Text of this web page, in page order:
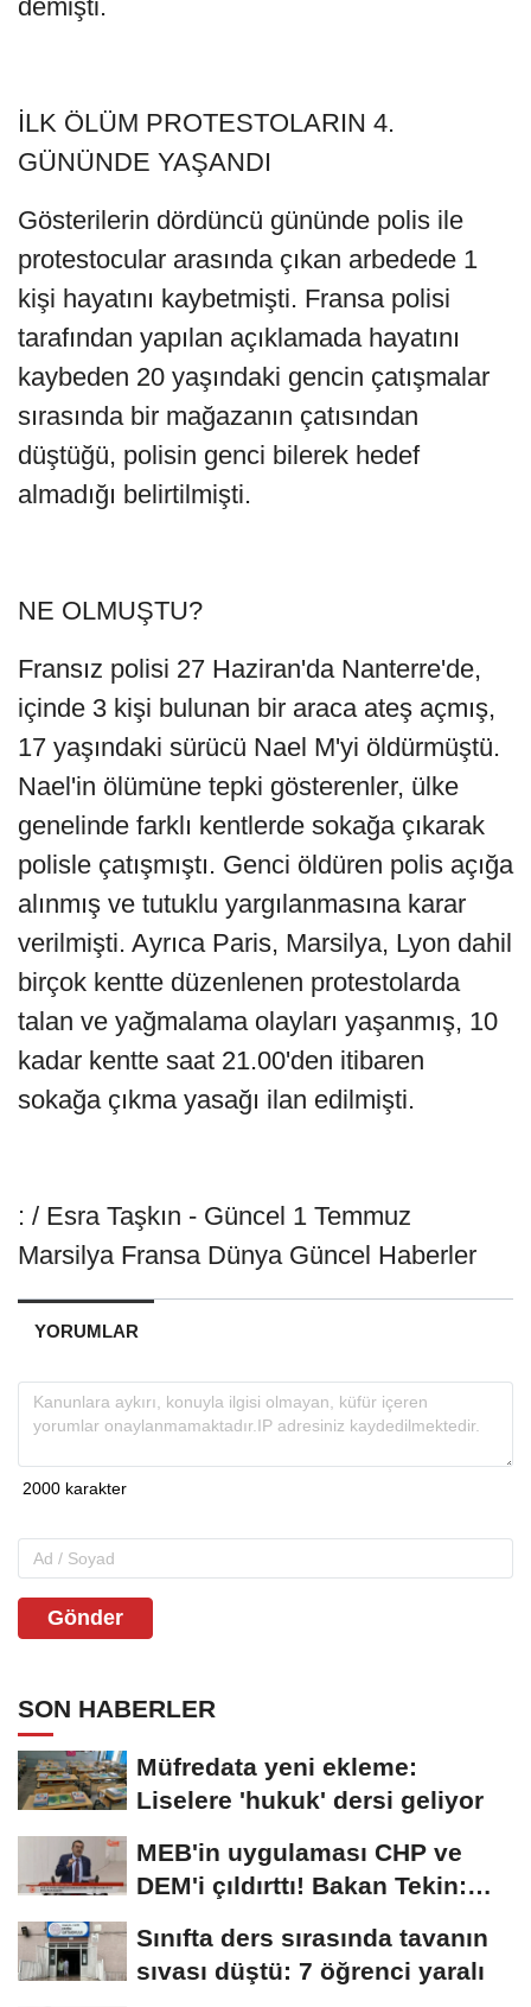
demişti.
İLK ÖLÜM PROTESTOLARIN 4.
GÜNÜNDE YAŞANDI
Gösterilerin dördüncü gününde polis ile
protestocular arasında çıkan arbedede 1
kişi hayatını kaybetmişti. Fransa polisi
tarafından yapılan açıklamada hayatını
kaybeden 20 yaşındaki gencin çatışmalar
sırasında bir mağazanın çatısından
düştüğü, polisin genci bilerek hedef
almadığı belirtilmişti.
NE OLMUŞTU?
Fransız polisi 27 Haziran'da Nanterre'de,
içinde 3 kişi bulunan bir araca ateş açmış,
17 yaşındaki sürücü Nael M'yi öldürmüştü.
Nael'in ölümüne tepki gösterenler, ülke
genelinde farklı kentlerde sokağa çıkarak
polisle çatışmıştı. Genci öldüren polis açığa
alınmış ve tutuklu yargılanmasına karar
verilmişti. Ayrıca Paris, Marsilya, Lyon dahil
birçok kentte düzenlenen protestolarda
talan ve yağmalama olayları yaşanmış, 10
kadar kentte saat 21.00'den itibaren
sokağa çıkma yasağı ilan edilmişti.
: / Esra Taşkın - Güncel 1 Temmuz
Marsilya Fransa Dünya Güncel Haberler
YORUMLAR
Gönder
SON HABERLER
Müfredata yeni ekleme:
Liselere 'hukuk' dersi geliyor
MEB'in uygulaması CHP ve
DEM'i çıldırttı! Bakan Tekin:
Sınıfta ders sırasında tavanın
sıvası düştü: 7 öğrenci yaralı